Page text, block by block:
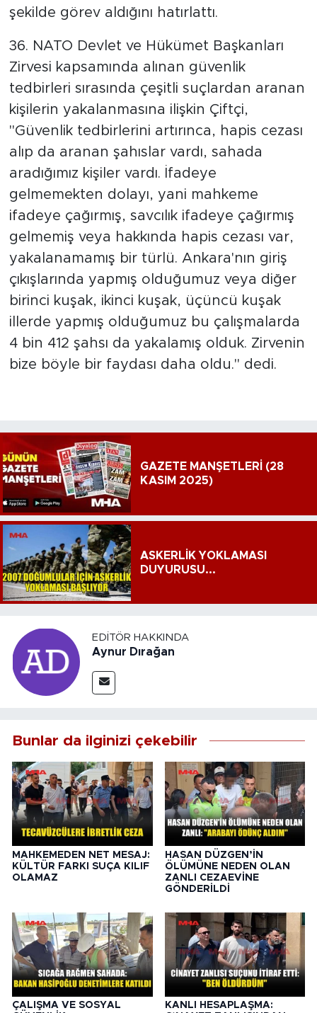
şekilde görev aldığını hatırlattı.
36. NATO Devlet ve Hükümet Başkanları
Zirvesi kapsamında alınan güvenlik
tedbirleri sırasında çeşitli suçlardan aranan
kişilerin yakalanmasına ilişkin Çiftçi,
"Güvenlik tedbirlerini artırınca, hapis cezası
alıp da aranan şahıslar vardı, sahada
aradığımız kişiler vardı. İfadeye
gelmemekten dolayı, yani mahkeme
ifadeye çağırmış, savcılık ifadeye çağırmış
gelmemiş veya hakkında hapis cezası var,
yakalanamamış bir türlü. Ankara'nın giriş
çıkışlarında yapmış olduğumuz veya diğer
birinci kuşak, ikinci kuşak, üçüncü kuşak
illerde yapmış olduğumuz bu çalışmalarda
4 bin 412 şahsı da yakalamış olduk. Zirvenin
bize böyle bir faydası daha oldu." dedi.
GAZETE MANŞETLERİ (28
KASIM 2025)
ASKERLİK YOKLAMASI
DUYURUSU...
EDITÖR HAKKINDA
Aynur Dırağan
Bunlar da ilginizi çekebilir
MAHKEMEDEN NET MESAJ:
KÜLTÜR FARKI SUÇA KILIF
OLAMAZ
HASAN DÜZGEN’İN
ÖLÜMÜNE NEDEN OLAN
ZANLI CEZAEVİNE
GÖNDERİLDİ
ÇALIŞMA VE SOSYAL
KANLI HESAPLAŞMA: